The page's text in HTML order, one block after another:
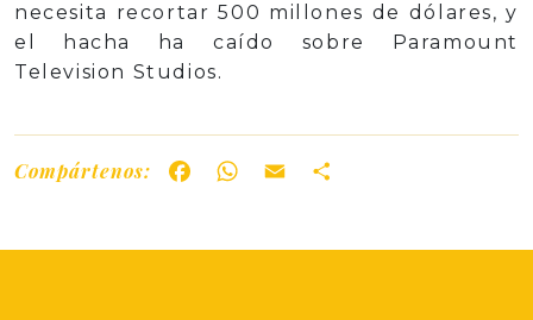
necesita recortar 500 millones de dólares, y
el hacha ha caído sobre Paramount
Television Studios.
Compártenos: FacebookWhatsApp
Email